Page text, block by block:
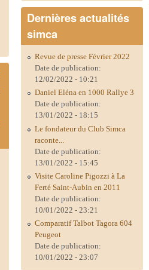
Dernières actualités
simca
Revue de presse Février 2022
Date de publication:
12/02/2022 - 10:21
Daniel Eléna en 1000 Rallye 3
Date de publication:
13/01/2022 - 18:15
Le fondateur du Club Simca
raconte...
Date de publication:
13/01/2022 - 15:45
Visite Caroline Pigozzi à La
Ferté Saint-Aubin en 2011
Date de publication:
10/01/2022 - 23:21
Comparatif Talbot Tagora 604
Peugeot
Date de publication:
10/01/2022 - 23:07